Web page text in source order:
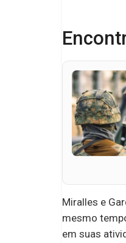
Miralles e
mesmo
em suas